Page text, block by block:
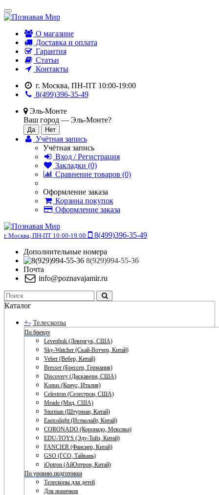
О магазине
Доставка и оплата
Гарантия
Статьи
Контакты
г. Москва, ПН-ПТ 10:00-19:00
8(499)396-35-49
Эль-Монте
Ваш город — Эль-Монте?
Учётная запись
Учётная запись
Вход / Регистрация
Закладки (0)
Сравнение товаров (0)
Оформление заказа
Корзина покупок
Оформление заказа
г. Москва, ПН-ПТ 10:00-19:00
8(499)396-35-49
Дополнительные номера
8(929)994-55-36
Почта
info@poznavajamir.ru
Каталог
+- Телескопы
По бренду
Levenhuk (Левенгук, США)
Sky-Watcher (Скай-Вотчер, Китай)
Veber (Вебер, Китай)
Bresser (Брессер, Германия)
Discovery (Дискавери, США)
Konus (Конус, Италия)
Celestron (Селестрон, США)
Meade (Мид, США)
Sturman (Штурман, Китай)
Eastcolight (Истколайт, Китай)
CORONADO (Коронадо, Мексика)
EDU-TOYS (Эду-Тойз, Китай)
FANCIER (Фансиер, Китай)
GSO (ГСО, Тайвань)
iOptron (АйОптрон, Китай)
По уровню подготовки
Телескопы для детей
Для новичков